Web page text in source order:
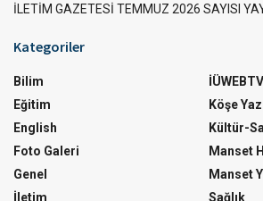
İLETİM GAZETESİ TEMMUZ 2026 SAYISI
Kategoriler
Bilim
Eğitim
English
Foto Galeri
Genel
İletim
İÜWEBTV
Köşe
Kültür-
Manset
Manset
Sağlık